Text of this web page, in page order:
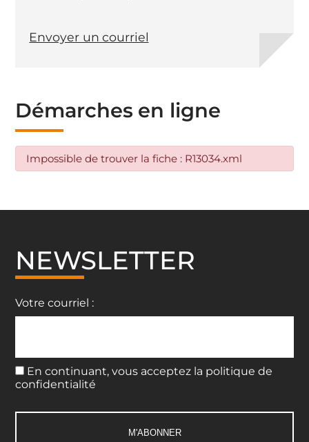
Démarches en ligne
Impossible de trouver la fiche : R13034.xml
Envoyer un courriel
NEWSLETTER
Votre courriel :
En continuant, vous acceptez la politique de
confidentialité